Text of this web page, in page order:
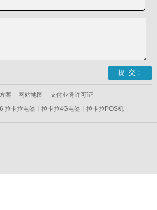
案 网站地图
支付业务许可证
拉卡拉电签丨拉卡拉4G电签丨拉卡拉POS机 |